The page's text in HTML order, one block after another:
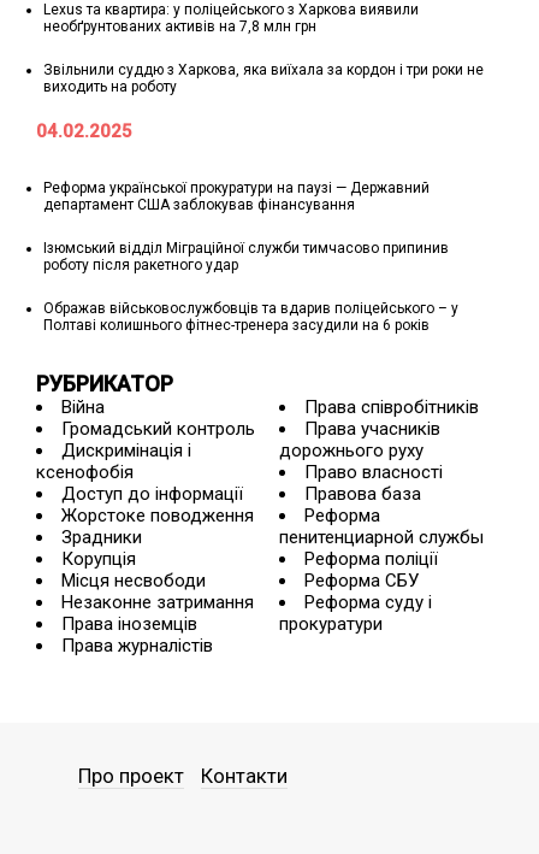
Lexus та квартира: у поліцейського з Харкова виявили
необґрунтованих активів на 7,8 млн грн
Звільнили суддю з Харкова, яка виїхала за кордон і три роки не
виходить на роботу
04.02.2025
Реформа української прокуратури на паузі — Державний
департамент США заблокував фінансування
Ізюмський відділ Міграційної служби тимчасово припинив
роботу після ракетного удар
Ображав військовослужбовців та вдарив поліцейського – у
Полтаві колишнього фітнес-тренера засудили на 6 років
РУБРИКАТОР
Війна
Громадський контроль
Дискримінація і
ксенофобія
Доступ до інформації
Жорстоке поводження
Зрадники
Корупція
Місця несвободи
Незаконне затримання
Права іноземців
Права журналістів
Права співробітників
Права учасників
дорожнього руху
Право власності
Правова база
Реформа
пенитенциарной службы
Реформа поліції
Реформа СБУ
Реформа суду і
прокуратури
Про проект Контакти